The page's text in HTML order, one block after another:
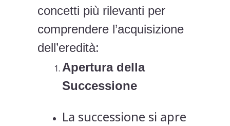
concetti più rilevanti per
comprendere l’acquisizione
dell’eredità:
Apertura della
Successione
La successione si apre